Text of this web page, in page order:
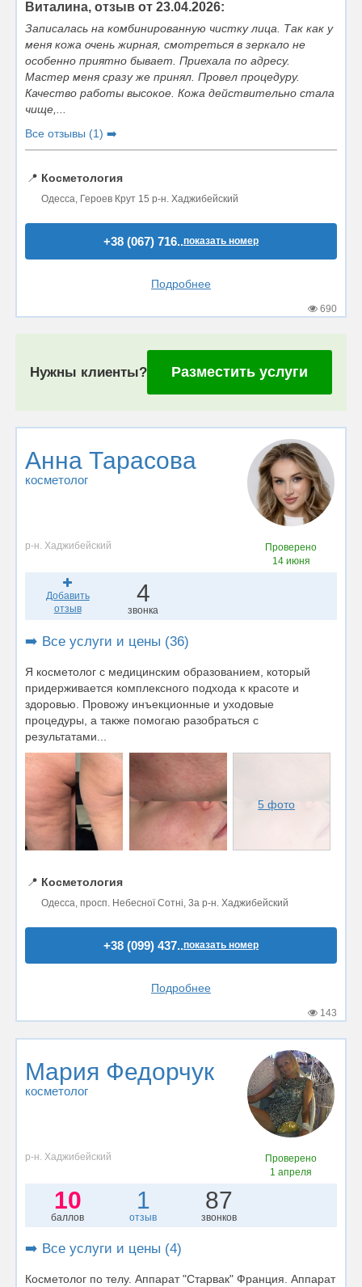
Виталина, отзыв от 23.04.2026:
Записалась на комбинированную чистку лица. Так как у
меня кожа очень жирная, смотреться в зеркало не
особенно приятно бывает. Приехала по адресу.
Мастер меня сразу же принял. Провел процедуру.
Качество работы высокое. Кожа действительно стала
чище,...
Все отзывы (1) ➡️
📍 Косметология
Одесса, Героев Крут 15 р-н. Хаджибейский
+38 (067) 716..показать номер
Подробнее
690
Нужны клиенты? Разместить услуги
Анна Тарасова
косметолог
р-н. Хаджибейский
Проверено
14 июня
Добавить
отзыв
4
звонка
➡️ Все услуги и цены (36)
Я косметолог с медицинским образованием, который
придерживается комплексного подхода к красоте и
здоровью. Провожу инъекционные и уходовые
процедуры, а также помогаю разобраться с
результатами...
5 фото
📍 Косметология
Одесса, просп. Небесної Сотні, 3а р-н. Хаджибейский
+38 (099) 437..показать номер
Подробнее
143
Мария Федорчук
косметолог
р-н. Хаджибейский
Проверено
1 апреля
10
баллов
1
отзыв
87
звонков
➡️ Все услуги и цены (4)
Косметолог по телу. Аппарат "Старвак" Франция. Аппарат